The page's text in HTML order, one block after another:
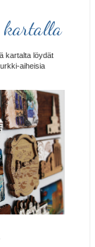
kartalta löydät
aiheisia